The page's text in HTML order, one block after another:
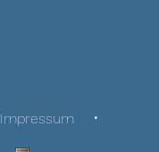
Impressum